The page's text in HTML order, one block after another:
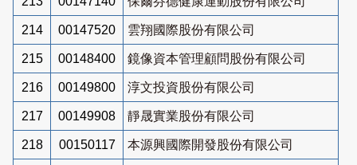
214 00147520 雲翔國際股份有限公司
215 00148400 鏡像資本管理顧問股份有限公司
216 00149800 淳文投資股份有限公司
217 00149908 靜晟實業股份有限公司
218 00150117 本源興國際開發股份有限公司